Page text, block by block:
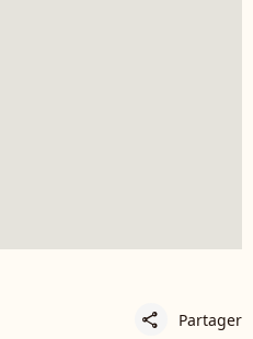
share Partager